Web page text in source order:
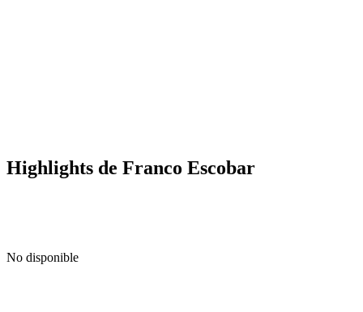
Highlights de Franco Escobar
No disponible